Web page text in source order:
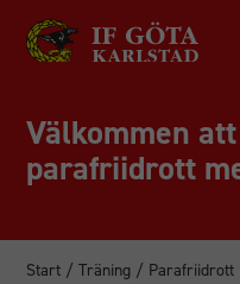
Välkommen
parafriidrott
Start /Träning / Parafriidrott